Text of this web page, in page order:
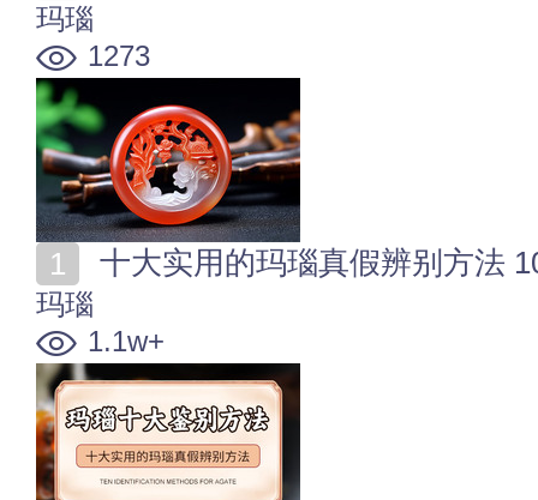
玛瑙
1273
十大实用的玛瑙真假辨别方法
玛瑙
1.1w+